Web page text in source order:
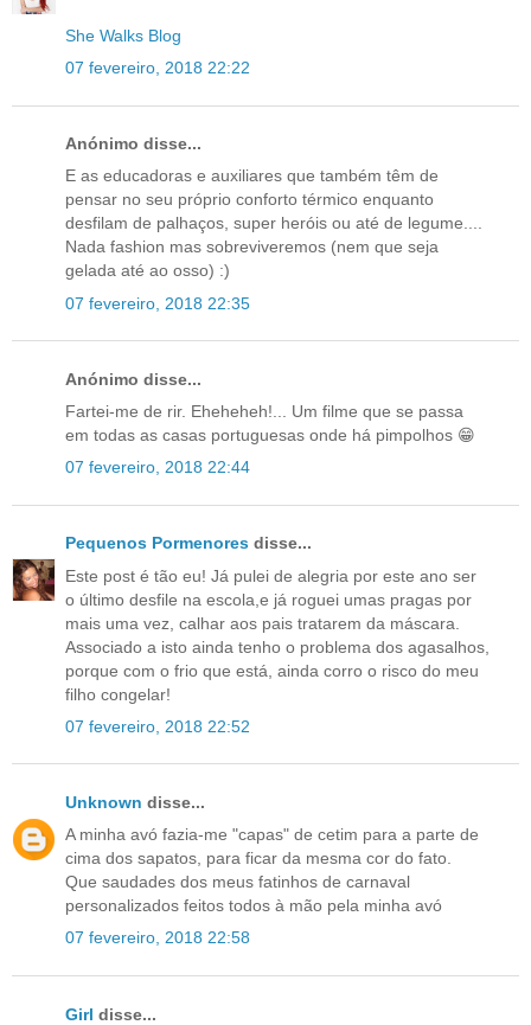
She Walks Blog
07 fevereiro, 2018 22:22
Anónimo disse...
E as educadoras e auxiliares que também têm de
pensar no seu próprio conforto térmico enquanto
desfilam de palhaços, super heróis ou até de legume....
Nada fashion mas sobreviveremos (nem que seja
gelada até ao osso) :)
07 fevereiro, 2018 22:35
Anónimo disse...
Fartei-me de rir. Eheheheh!... Um filme que se passa
em todas as casas portuguesas onde há pimpolhos 😁
07 fevereiro, 2018 22:44
Pequenos Pormenores disse...
Este post é tão eu! Já pulei de alegria por este ano ser
o último desfile na escola,e já roguei umas pragas por
mais uma vez, calhar aos pais tratarem da máscara.
Associado a isto ainda tenho o problema dos agasalhos,
porque com o frio que está, ainda corro o risco do meu
filho congelar!
07 fevereiro, 2018 22:52
Unknown disse...
A minha avó fazia-me "capas" de cetim para a parte de
cima dos sapatos, para ficar da mesma cor do fato.
Que saudades dos meus fatinhos de carnaval
personalizados feitos todos à mão pela minha avó
07 fevereiro, 2018 22:58
Girl disse...